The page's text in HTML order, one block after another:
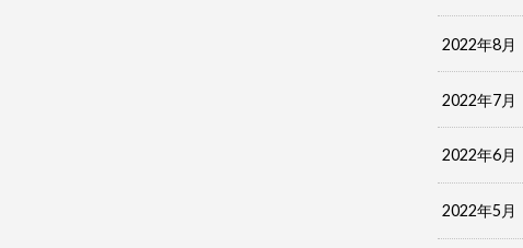
2022年8月
2022年7月
2022年6月
2022年5月